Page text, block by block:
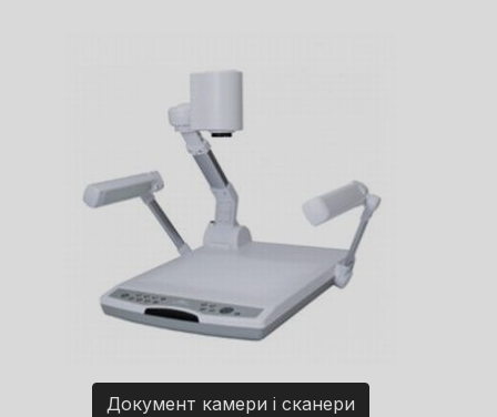
Документ камери і сканери